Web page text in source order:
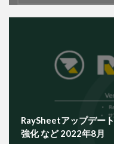
RaySheetアップデー
強化 など 2022年8月